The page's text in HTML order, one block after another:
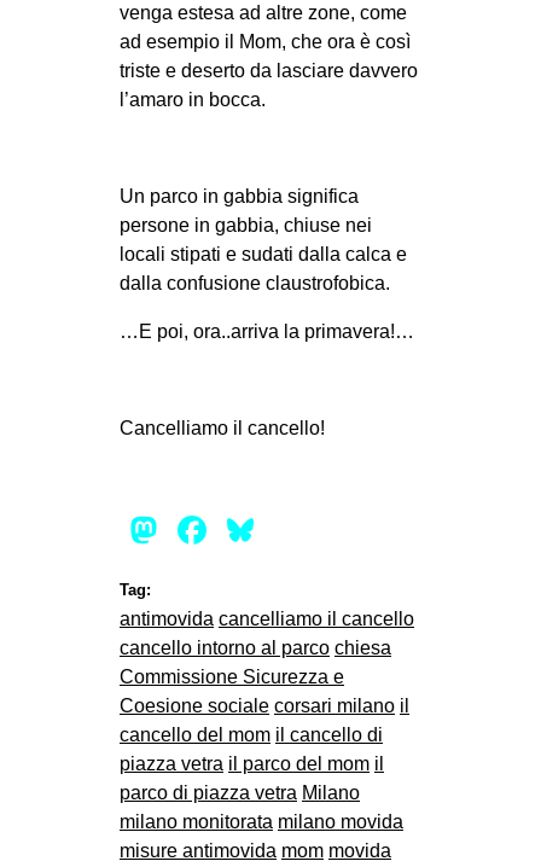
venga estesa ad altre zone, come
ad esempio il Mom, che ora è così
triste e deserto da lasciare davvero
l’amaro in bocca.
Un parco in gabbia significa
persone in gabbia, chiuse nei
locali stipati e sudati dalla calca e
dalla confusione claustrofobica.
…E poi, ora..arriva la primavera!…
Cancelliamo il cancello!
Mastodon
Facebook
Tag:
antimovida cancelliamo il cancello
cancello intorno al parco chiesa
Commissione Sicurezza e
Coesione sociale corsari milano il
cancello del mom il cancello di
piazza vetra il parco del mom il
parco di piazza vetra Milano
milano monitorata milano movida
misure antimovida mom movida